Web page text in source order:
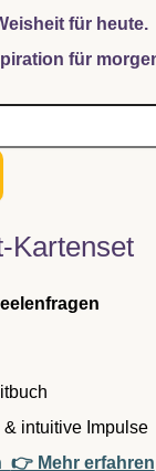
für heute.
für
Kartenset
intuitive Impulse
👉 Mehr erfahren